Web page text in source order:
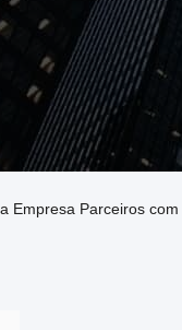
Empresa Parceiros